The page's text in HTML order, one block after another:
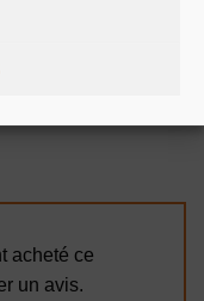
acheté ce
un avis.